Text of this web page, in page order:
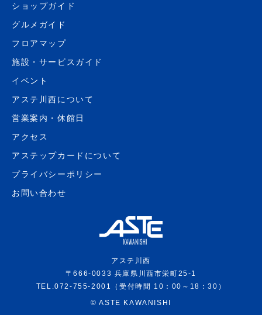
ショップガイド
グルメガイド
フロアマップ
施設・サービスガイド
イベント
アステ川西について
営業案内・休館日
アクセス
アステップカードについて
プライバシーポリシー
お問い合わせ
アステ川西
〒666-0033 兵庫県川西市栄町25-1
TEL.072-755-2001（受付時間 10：00～18：30）
© ASTE KAWANISHI